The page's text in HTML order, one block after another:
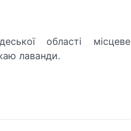
області місцеве
лаванди.